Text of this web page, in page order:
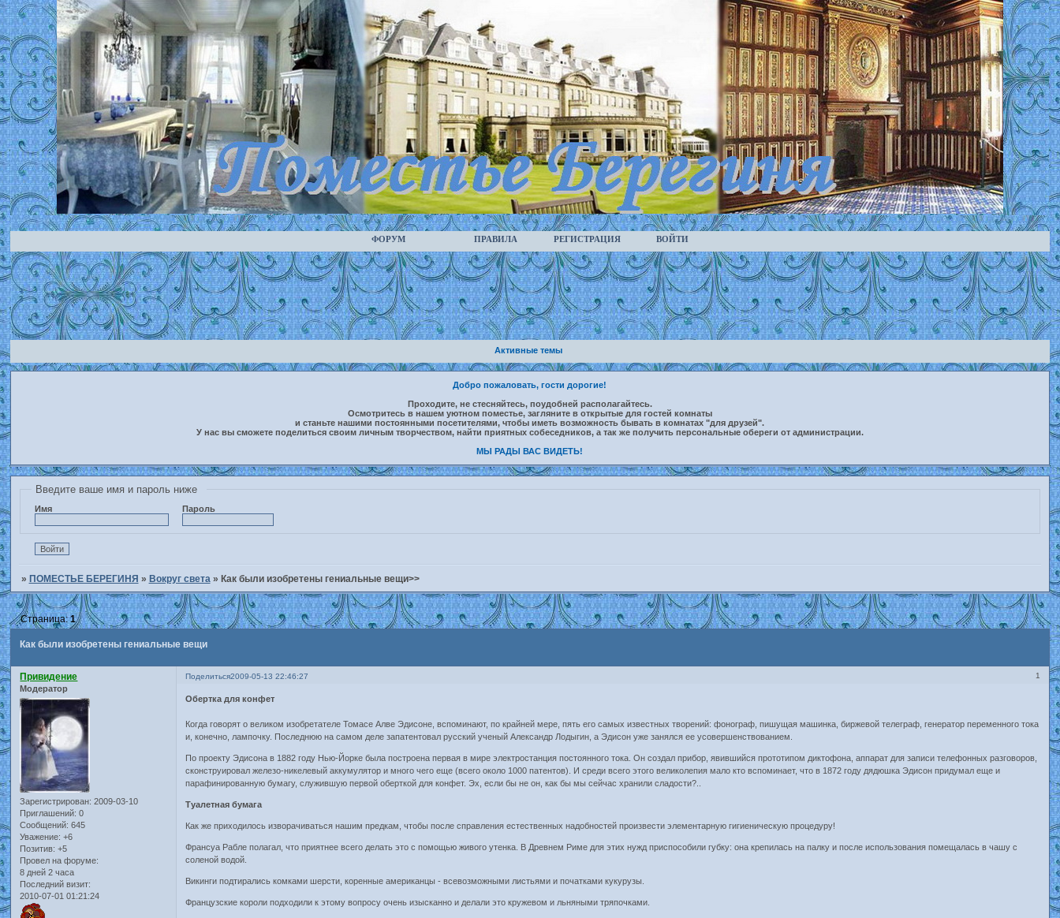
ФОРУМ ПРАВИЛА РЕГИСТРАЦИЯ ВОЙТИ
Активные темы
Добро пожаловать, гости дорогие!
Проходите, не стесняйтесь, поудобней располагайтесь.
Осмотритесь в нашем уютном поместье, загляните в открытые для гостей комнаты
и станьте нашими постоянными посетителями, чтобы иметь возможность бывать в комнатах "для друзей".
У нас вы сможете поделиться своим личным творчеством, найти приятных собеседников, а так же получить персональные обереги от администрации.
МЫ РАДЫ ВАС ВИДЕТЬ!
Введите ваше имя и пароль ниже
Имя Пароль
» ПОМЕСТЬЕ БЕРЕГИНЯ » Вокруг света » Как были изобретены гениальные вещи>>
Как были изобретены гениальные вещи
Страница:1
Поделиться 1
2009-05-13 22:46:27
Привидение
Модератор
Зарегистрирован: 2009-03-10
Приглашений: 0
Сообщений: 645
Уважение: +6
Позитив: +5
Провел на форуме:
8 дней 2 часа
Последний визит:
2010-07-01 01:21:24
Обертка для конфет
Когда говорят о великом изобретателе Томасе Алве Эдисоне, вспоминают, по крайней мере, пять его самых известных творений: фонограф, пишущая машинка, биржевой телеграф, генератор переменного тока
и, конечно, лампочку. Последнюю на самом деле запатентовал русский ученый Александр Лодыгин, а Эдисон уже занялся ее усовершенствованием.
По проекту Эдисона в 1882 году Нью-Йорке была построена первая в мире электростанция постоянного тока. Он создал прибор, явившийся прототипом диктофона, аппарат для записи телефонных разговоров,
сконструировал железо-никелевый аккумулятор и много чего еще (всего около 1000 патентов). И среди всего этого великолепия мало кто вспоминает, что в 1872 году дядюшка Эдисон придумал еще и
парафинированную бумагу, служившую первой оберткой для конфет. Эх, если бы не он, как бы мы сейчас хранили сладости?..
Туалетная бумага
Как же приходилось изворачиваться нашим предкам, чтобы после справления естественных надобностей произвести элементарную гигиеническую процедуру!
Франсуа Рабле полагал, что приятнее всего делать это с помощью живого утенка. В Древнем Риме для этих нужд приспособили губку: она крепилась на палку и после использования помещалась в чашу с
соленой водой.
Викинги подтирались комками шерсти, коренные американцы - всевозможными листьями и початками кукурузы.
Французские короли подходили к этому вопросу очень изысканно и делали это кружевом и льняными тряпочками.